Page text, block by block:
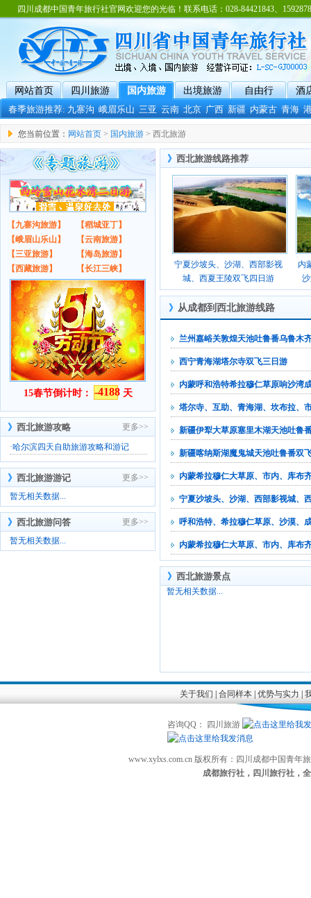
四川成都中国青年旅行社官网欢迎您的光临！联系电话：028-84421843、
网站首页 四川旅游 国内旅游 出境旅游 自由行
酒
春季旅游推荐:九寨沟 峨眉乐山 三亚 云南 北京 广西 新疆 内蒙古 青海
您当前位置： 网站首页 > 国内旅游 > 西北旅游
【九寨沟旅游】
【稻城亚丁】
【峨眉山乐山】
【云南旅游】
【三亚旅游】
【海岛旅游】
【西藏旅游】
【长江三峡】
15春节倒计时： -4188 天
》 西北旅游攻略 更多>>
·哈尔滨四天自助旅游攻略和游记
》 西北旅游游记
更多>>
暂无相关数据...
》 西北旅游问答
更多>>
暂无相关数据...
》 西北旅游线路推荐
宁夏沙坡头、沙湖、西部影视
城、西夏王陵双飞四日游
内
》 从成都到西北旅游线路
兰州嘉峪关敦煌天池吐鲁番乌鲁木
西宁青海湖塔尔寺双飞三日游
内蒙呼和浩特希拉穆仁草原响沙湾
塔尔寺、互助、青海湖、坎布拉、
新疆伊犁大草原塞里木湖天池吐鲁
新疆喀纳斯湖魔鬼城天池吐鲁番双
内蒙希拉穆仁大草原、市内、库布
宁夏沙坡头、沙湖、西部影视城、
呼和浩特、希拉穆仁草原、沙漠、
内蒙希拉穆仁大草原、市内、库布
》 西北旅游景点
暂无相关数据...
关于我们 合同样本| 优势与实力
咨询QQ： 四川旅游
www.xylxs.com.cn 版权所有：四川成都中国青
成都旅行社，四川旅行社，